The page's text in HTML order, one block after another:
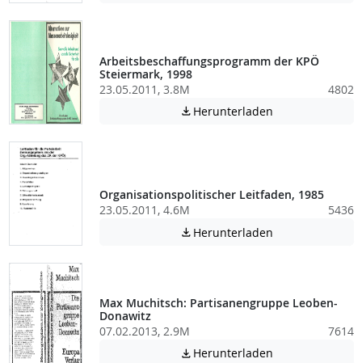
Arbeitsbeschaffungsprogramm der KPÖ
Steiermark, 1998
23.05.2011, 3.8M
4802
 Herunterladen
Organisationspolitischer Leitfaden, 1985
23.05.2011, 4.6M
5436
 Herunterladen
Max Muchitsch: Partisanengruppe Leoben-
Donawitz
07.02.2013, 2.9M
7614
 Herunterladen